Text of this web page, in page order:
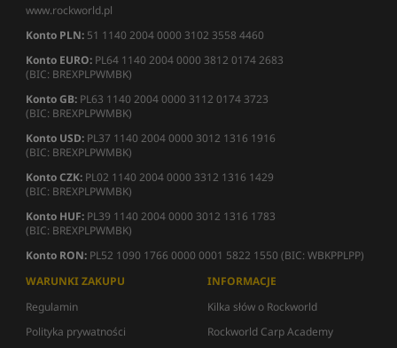
www.rockworld.pl
Konto PLN: 51 1140 2004 0000 3102 3558 4460
Konto EURO: PL64 1140 2004 0000 3812 0174 2683
(BIC: BREXPLPWMBK)
Konto GB: PL63 1140 2004 0000 3112 0174 3723
(BIC: BREXPLPWMBK)
Konto USD: PL37 1140 2004 0000 3012 1316 1916
(BIC: BREXPLPWMBK)
Konto CZK: PL02 1140 2004 0000 3312 1316 1429
(BIC: BREXPLPWMBK)
Konto HUF: PL39 1140 2004 0000 3012 1316 1783
(BIC: BREXPLPWMBK)
Konto RON: PL52 1090 1766 0000 0001 5822 1550 (BIC: WBKPPLPP)
WARUNKI ZAKUPU
Regulamin
Polityka prywatności
INFORMACJE
Kilka słów o Rockworld
Rockworld Carp Academy